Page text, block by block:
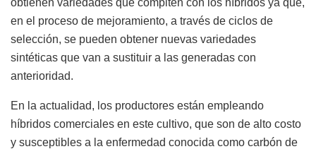
en el proceso de mejoramiento, a través de ciclos de
selección, se pueden obtener nuevas variedades
sintéticas que van a sustituir a las generadas con
anterioridad.
En la actualidad, los productores están empleando
híbridos comerciales en este cultivo, que son de alto costo
y susceptibles a la enfermedad conocida como carbón de